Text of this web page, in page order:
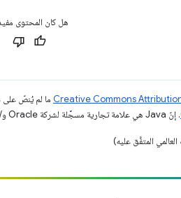
هل كان المحتوى
ما لم يُنصّ
. إنّ Java هي علامة تجارية مسجَّلة لشركة Oracle و/أو شركائها التابعين.